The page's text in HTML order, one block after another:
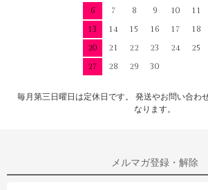
6
7 8 9 10 11
13
14 15 16 17 18
20
21 22 23 24 25
27
28 29 30
毎月第三日曜日は定休日です。 発送やお問い合わ
なります。
メルマガ登録・解除